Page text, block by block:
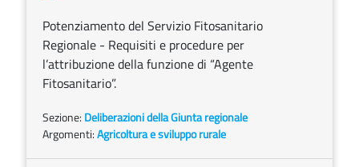
Potenziamento del Servizio Fitosanitario
Regionale - Requisiti e procedure per
l’attribuzione della funzione di “Agente
Fitosanitario”.
Sezione: Deliberazioni della Giunta regionale
Argomenti:Agricoltura e sviluppo rurale